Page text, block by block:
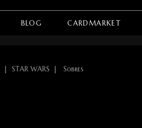
BLOG CARDMARKET
STAR WARS Sobres